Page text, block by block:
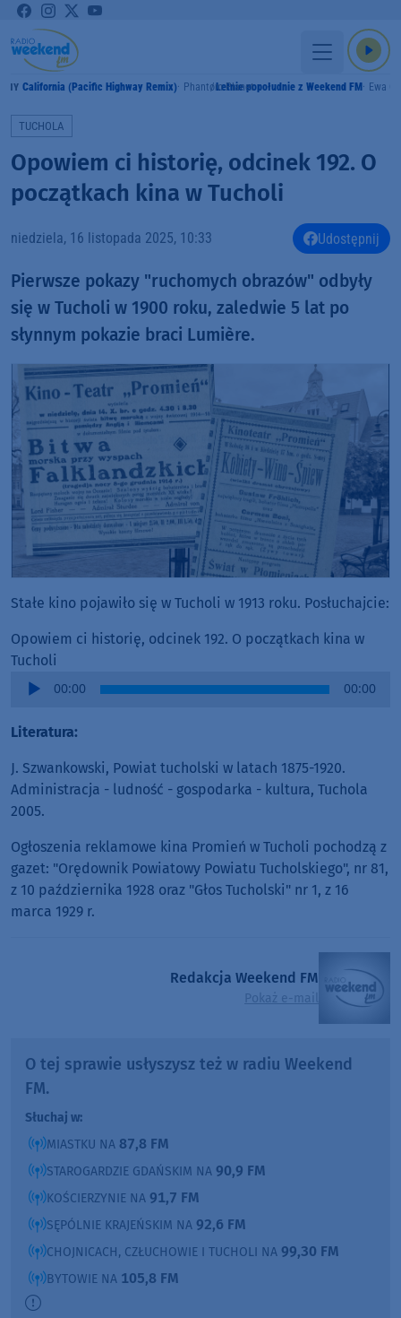
California (Pacific Highway Remix) Phantom Planet
Letnie popołudnie z Weekend FM Ewa
TUCHOLA
Opowiem ci historię, odcinek 192. O
początkach kina w Tucholi
niedziela, 16 listopada 2025, 10:33 Udostępnij
Pierwsze pokazy "ruchomych obrazów" odbyły
się w Tucholi w 1900 roku, zaledwie 5 lat po
słynnym pokazie braci Lumière.
Stałe kino pojawiło się w Tucholi w 1913 roku. Posłuchajcie:
Opowiem ci historię, odcinek 192. O początkach kina w
Tucholi
Audio
00:00 00:00
Literatura:
J. Szwankowski, Powiat tucholski w latach 1875-1920.
Administracja - ludność - gospodarka - kultura, Tuchola
2005.
Ogłoszenia reklamowe kina Promień w Tucholi pochodzą z
gazet: "Orędownik Powiatowy Powiatu Tucholskiego", nr 81,
z 10 października 1928 oraz "Głos Tucholski" nr 1, z 16
marca 1929 r.
Redakcja Weekend FM
Pokaż e-mail
O tej sprawie usłyszysz też w radiu Weekend
FM.
Słuchaj w:
MIASTKU NA 87,8 FM
STAROGARDZIE GDAŃSKIM NA 90,9 FM
KOŚCIERZYNIE NA 91,7 FM
SĘPÓLNIE KRAJEŃSKIM NA 92,6 FM
CHOJNICACH, CZŁUCHOWIE I TUCHOLI NA 99,30 FM
BYTOWIE NA 105,8 FM